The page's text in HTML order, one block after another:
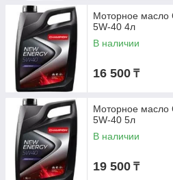
Моторное масло
5W-40 4л
В наличии
16 500 ₸
Моторное масло
5W-40 5л
В наличии
19 500 ₸